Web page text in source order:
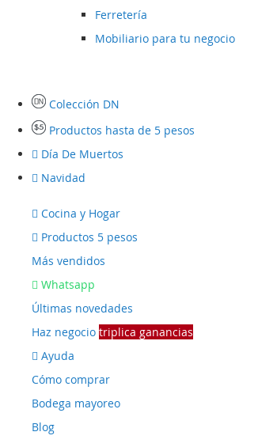
Ferretería
Mobiliario para tu negocio
Colección DN
Productos hasta de 5 pesos
Día De Muertos
Navidad
Cocina y Hogar
Productos 5 pesos
Más vendidos
Whatsapp
Últimas novedades
Haz negocio triplica ganancias
Ayuda
Cómo comprar
Bodega mayoreo
Blog